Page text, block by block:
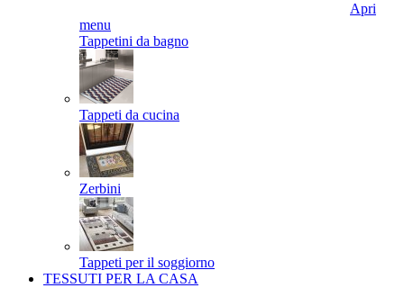
Apri
menu
Tappetini da bagno
Tappeti da cucina
Zerbini
Tappeti per il soggiorno
TESSUTI PER LA CASA